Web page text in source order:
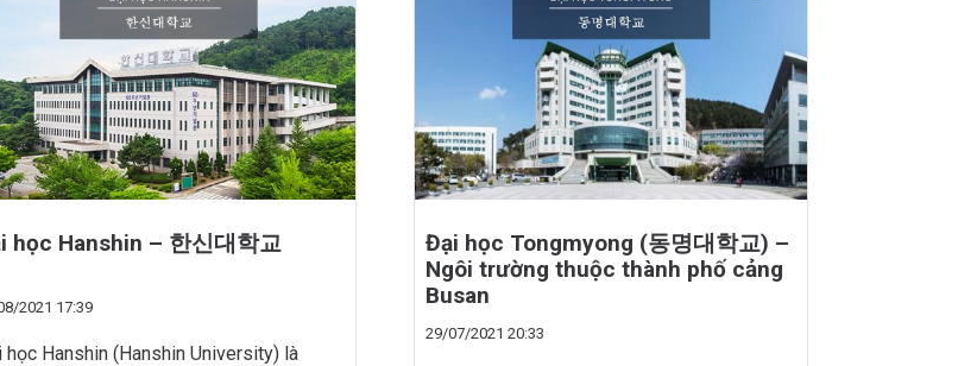
học Hanshin – 한신대학교
2021 17:39
Hanshin (Hanshin University) là
Đại học Tongmyong (동명대학교) –
Ngôi trường thuộc thành phố cảng
Busan
29/07/2021 20:33